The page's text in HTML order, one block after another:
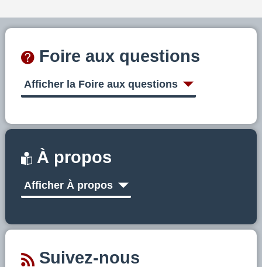
Foire aux questions
Afficher la Foire aux questions
À propos
Afficher À propos
Suivez-nous